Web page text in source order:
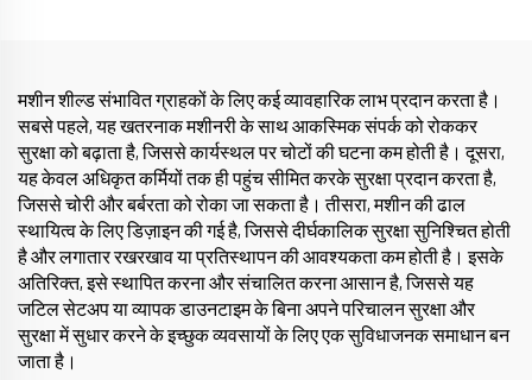
मशीन शील्ड संभावित ग्राहकों के लिए कई व्यावहारिक लाभ प्रदान करता है।
सबसे पहले, यह खतरनाक मशीनरी के साथ आकस्मिक संपर्क को रोककर
सुरक्षा को बढ़ाता है, जिससे कार्यस्थल पर चोटों की घटना कम होती है। दूसरा,
यह केवल अधिकृत कर्मियों तक ही पहुंच सीमित करके सुरक्षा प्रदान करता है,
जिससे चोरी और बर्बरता को रोका जा सकता है। तीसरा, मशीन की ढाल
स्थायित्व के लिए डिज़ाइन की गई है, जिससे दीर्घकालिक सुरक्षा सुनिश्चित होती
है और लगातार रखरखाव या प्रतिस्थापन की आवश्यकता कम होती है। इसके
अतिरिक्त, इसे स्थापित करना और संचालित करना आसान है, जिससे यह
जटिल सेटअप या व्यापक डाउनटाइम के बिना अपने परिचालन सुरक्षा और
सुरक्षा में सुधार करने के इच्छुक व्यवसायों के लिए एक सुविधाजनक समाधान बन
जाता है।